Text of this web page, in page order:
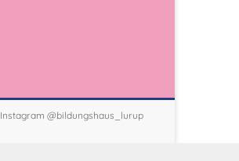
Instagram @bildungshaus_lurup